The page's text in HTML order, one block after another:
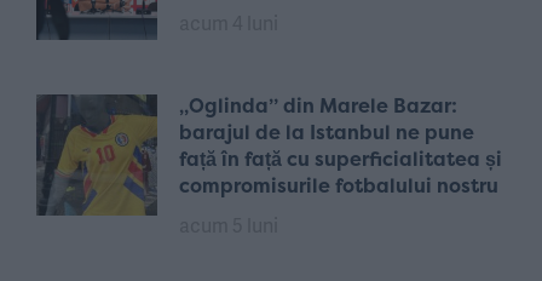
„Oglinda” din Marele Bazar:
barajul de la Istanbul ne pune
față în față cu superficialitatea și
compromisurile fotbalului nostru